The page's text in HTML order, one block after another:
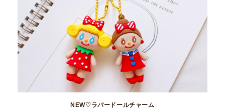
NEW♡ラバードールチャーム